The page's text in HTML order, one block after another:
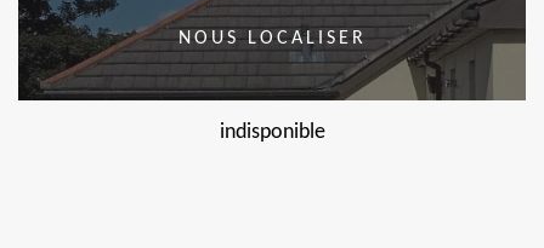
NOUS LOCALISER
indisponible